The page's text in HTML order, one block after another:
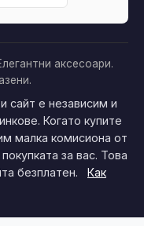
аксесоари.
сайт е независим и
Когато купите
малка комисиона от
за вас. Това
безплатен.
Как